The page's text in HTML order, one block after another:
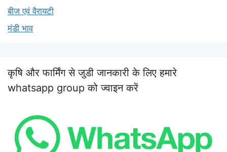
बीज एवं वैरायटी
मंडी भाव
कृषि और फार्मिंग से जुडी जानकारी के लिए हमारे
whatsapp group को ज्वाइन करें